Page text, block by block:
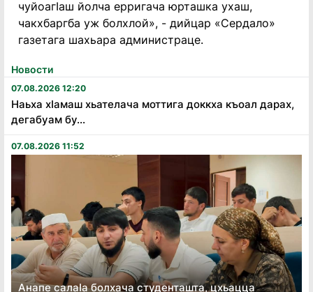
Новости
07.08.2026 12:20
Наьха хӏамаш хьателача моттига доккха къоал дарах,
дегабуам бу...
07.08.2026 11:52
Анапе салаӏа болхача студенташта, цхьацца
чуйоагӀаш йолча ерригача юрташка ухаш,
чакхбаргба уж болхлой», - дийцар «Сердало»
газетага шахьара администраце.